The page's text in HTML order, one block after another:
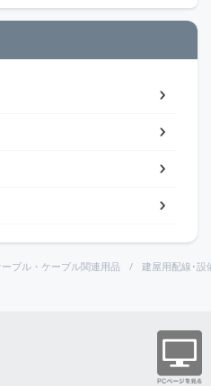
ーブル・ケーブル関連用品 建屋用配線･設